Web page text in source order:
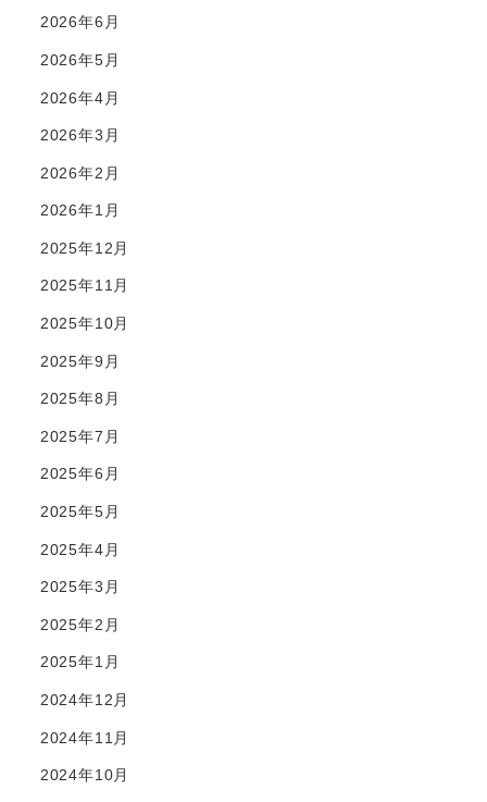
2026年6月
2026年5月
2026年4月
2026年3月
2026年2月
2026年1月
2025年12月
2025年11月
2025年10月
2025年9月
2025年8月
2025年7月
2025年6月
2025年5月
2025年4月
2025年3月
2025年2月
2025年1月
2024年12月
2024年11月
2024年10月